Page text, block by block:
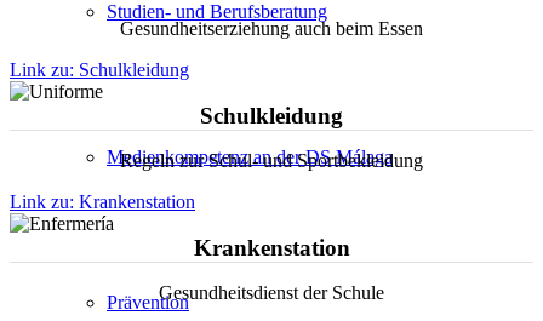
Studien- und Berufsberatung
Medienkompetenz an der DS Málaga
Prävention
Gesundheitserziehung auch beim Essen
Link zu: Schulkleidung
Schulkleidung
Regeln zur Schul- und Sportbekleidung
Link zu: Krankenstation
Krankenstation
Gesundheitsdienst der Schule